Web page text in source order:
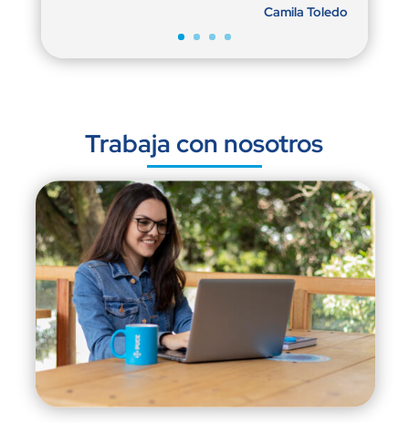
Camila Toledo
Trabaja con nosotros